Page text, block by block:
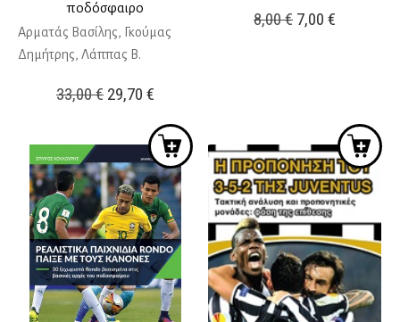
ποδόσφαιρο
Αρματάς Βασίλης, Γκούμας
Δημήτρης, Λάππας Β.
33,00€ Original
was:
33,00 €.
29,70 €Η
τιμή
είναι:
29,70 €.
8,00€ Original
7,00€